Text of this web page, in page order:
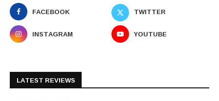
FACEBOOK
TWITTER
INSTAGRAM
YOUTUBE
LATEST REVIEWS